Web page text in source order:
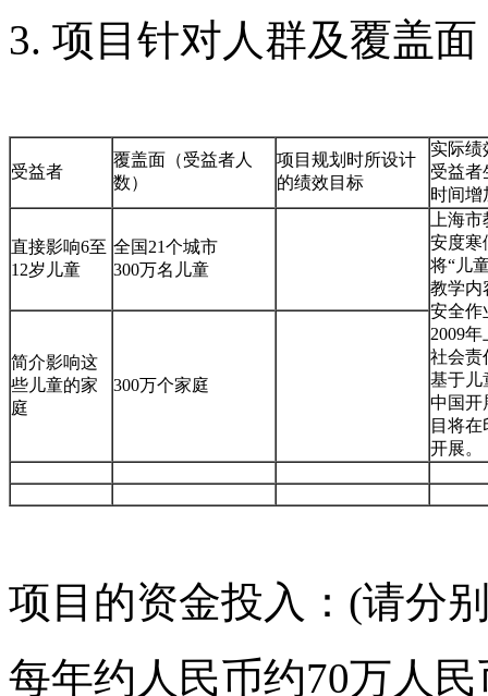
3. 项目针对人群及覆盖面
受益者
覆盖面（受益者人
数）
项目规划时所设计
的绩效目标
实际绩
受益者
时间增
直接影响6至
12岁儿童
全国21个城市
300万名儿童
上海
安度寒
将“儿
教学内
安全作
2009
社会责
基于儿
中国开
目将
开展。
简介影响这
些儿童的家
庭
300万个家庭
项目的资金投入：(请分
每年约人民币约70万人